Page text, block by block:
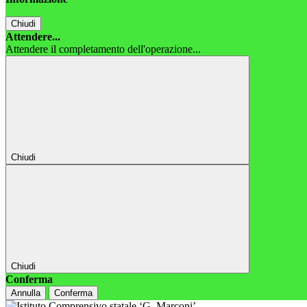
Chiudi
Attendere...
Attendere il completamento dell'operazione...
Chiudi
Chiudi
Conferma
Annulla Conferma